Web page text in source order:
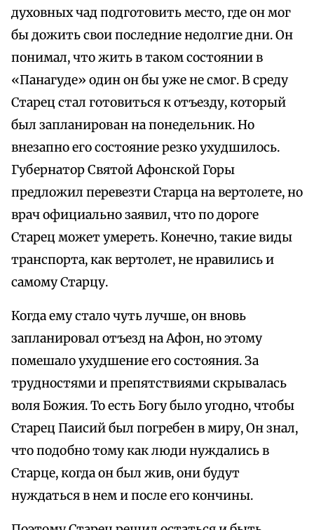
духовных чад подготовить место, где он мог
бы дожить свои последние недолгие дни. Он
понимал, что жить в таком состоянии в
«Панагуде» один он бы уже не смог. В среду
Старец стал готовиться к отъезду, который
был запланирован на понедельник. Но
внезапно его состояние резко ухудшилось.
Губернатор Святой Афонской Горы
предложил перевезти Старца на вертолете, но
врач официально заявил, что по дороге
Старец может умереть. Конечно, такие виды
транспорта, как вертолет, не нравились и
самому Старцу.
Когда ему стало чуть лучше, он вновь
запланировал отъезд на Афон, но этому
помешало ухудшение его состояния. За
трудностями и препятствиями скрывалась
воля Божия. То есть Богу было угодно, чтобы
Старец Паисий был погребен в миру, Он знал,
что подобно тому как люди нуждались в
Старце, когда он был жив, они будут
нуждаться в нем и после его кончины.